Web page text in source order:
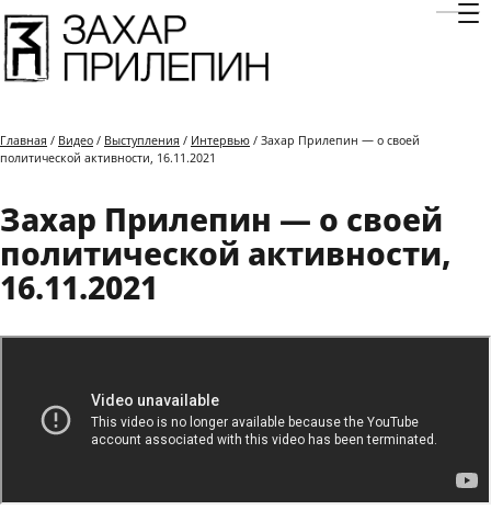
Главная / Видео / Выступления / Интервью / Захар Прилепин — о своей
политической активности, 16.11.2021
Захар Прилепин — о своей
политической активности,
16.11.2021